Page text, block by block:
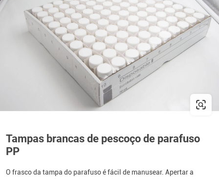
Tampas brancas de pescoço de parafuso
PP
O frasco da tampa do parafuso é fácil de manusear. Apertar a